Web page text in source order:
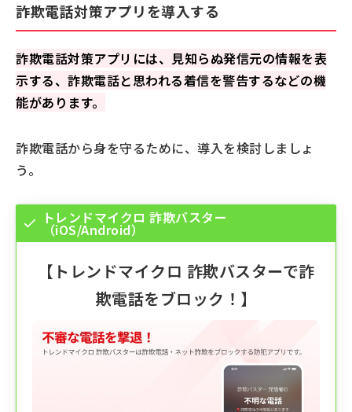
詐欺電話対策アプリを導入する
詐欺電話対策アプリには、見知らぬ発信元の情報を表
示する、詐欺電話と思われる着信を警告するなどの機
能があります。
詐欺電話から身を守るために、導入を検討しましょ
う。
トレンドマイクロ 詐欺バスター
（iOS/Android）
【 トレンドマイクロ 詐欺バスターで詐
欺電話をブロック！】